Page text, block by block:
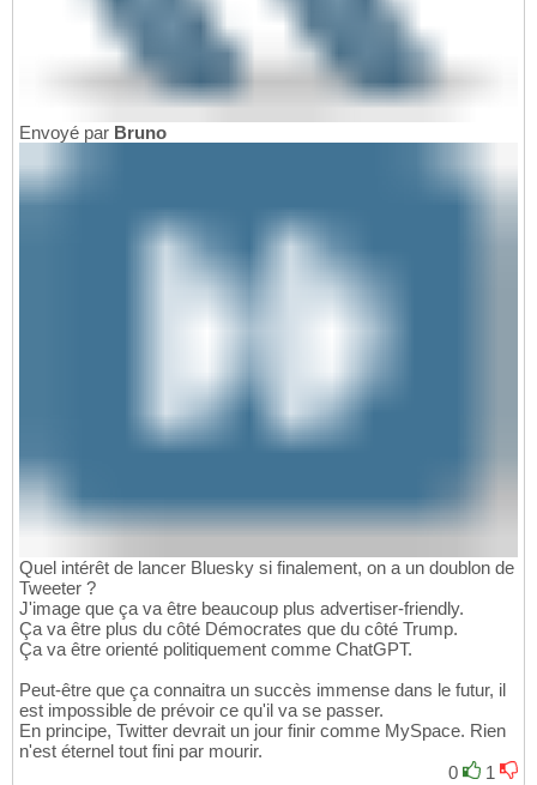
Envoyé par Bruno
Quel intérêt de lancer Bluesky si finalement, on a un doublon de
Tweeter ?
J'image que ça va être beaucoup plus advertiser-friendly.
Ça va être plus du côté Démocrates que du côté Trump.
Ça va être orienté politiquement comme ChatGPT.
Peut-être que ça connaitra un succès immense dans le futur, il
est impossible de prévoir ce qu'il va se passer.
En principe, Twitter devrait un jour finir comme MySpace. Rien
n'est éternel tout fini par mourir.
0
1